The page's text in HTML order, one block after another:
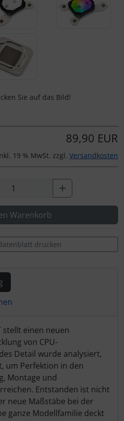
Sie auf das Bild!
89,90 EUR
19 % MwSt. zzgl. Versandkosten
Warenkorb
drucken
stellt einen neuen
von CPU-
Detail wurde analysiert,
um Perfektion in den
Montage und
Entstanden ist nicht
neue Maßstäbe bei der
ganze Modellfamilie deckt